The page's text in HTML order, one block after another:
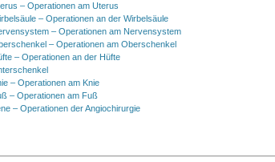
– Operationen am Uterus
– Operationen an der Wirbelsäule
– Operationen am Nervensystem
– Operationen am Oberschenkel
– Operationen an der Hüfte
– Operationen am Knie
– Operationen am Fuß
– Operationen der Angiochirurgie